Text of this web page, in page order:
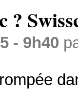
?
- 9h40